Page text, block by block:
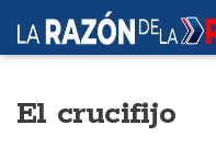
El crucifijo